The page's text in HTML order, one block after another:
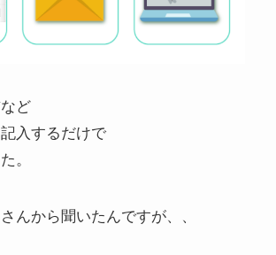
ど
入するだけで
。
んから聞いたんですが、、